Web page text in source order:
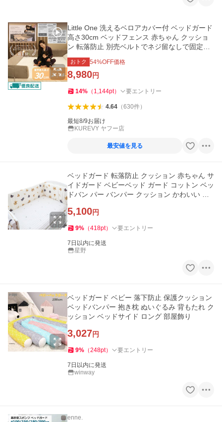
Little One 洗えるベロアカバー付 ベッドガード
高さ30cm ベッドフェンス 赤ちゃん クッショ
ン 転落防止 別売ベルトでネジ留なしで固定可
能 横幅2m/1.8m 爆買
おトク 54%OFF価格
8,980円
14% （ 1,144pt） 要エントリー
4.64（630件）
最短8/9お届け
KUREVY ヤフー店
最安値を見る
ベッドガード 転落防止 クッション 赤ちゃん サ
イドガード ベビーベッド ガード コットン ベッ
ドバン パー バンパー クッション かわいい 撮
5,100円
9% （418pt） 要エントリー
7日以内に発送
星野
ベッドガード ベビー 落下防止 保護クッション
ベッドバンパー 抱き枕 ぬいぐるみ 背もたれ ク
ッション ベッドサイド ロング 部屋飾り
3,027円
9% （248pt） 要エントリー
7日以内に発送
winway
enne.